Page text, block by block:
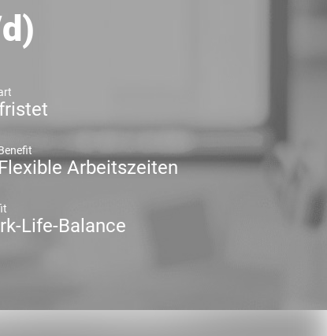
Arbeitszeiten
Life-Balance